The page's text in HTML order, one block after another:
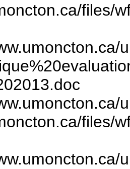
files/
files/